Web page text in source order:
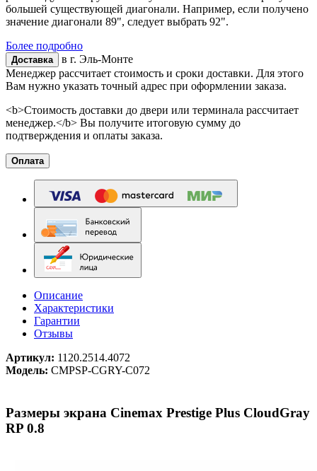
большей существующей диагонали. Например, если получено
значение диагонали 89", следует выбрать 92".
Более подробно
Доставка в г. Эль-Монте
Менеджер рассчитает стоимость и сроки доставки. Для этого
Вам нужно указать точный адрес при оформлении заказа.
<b>Стоимость доставки до двери или терминала рассчитает
менеджер.</b> Вы получите итоговую сумму до
подтверждения и оплаты заказа.
Оплата
Описание
Характеристики
Гарантии
Отзывы
Артикул: 1120.2514.4072
Модель: CMPSP-CGRY-C072
Размеры экрана Cinemax Prestige Plus CloudGray
RP 0.8